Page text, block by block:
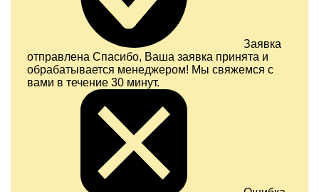
Заявка
отправлена Спасибо, Ваша заявка принята и
обрабатывается менеджером! Мы свяжемся с
вами в течение 30 минут.